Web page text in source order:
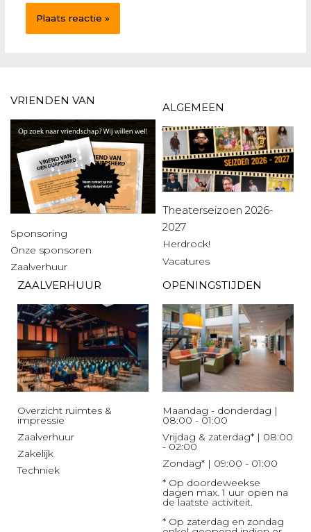
VRIENDEN VAN
Sponsoring
Onze sponsoren
Zaalverhuur
ALGEMEEN
Theaterseizoen 2026-
2027
Herdrock!
Vacatures
ZAALVERHUUR
Overzicht ruimtes &
impressie
Zaalverhuur
Zakelijk
Techniek
OPENINGSTIJDEN
Maandag - donderdag |
08:00 - 01:00
Vrijdag & zaterdag* | 08:00
- 02:00
Zondag* | 09:00 - 01:00
* Op doordeweekse
dagen max. 1 uur open na
de laatste activiteit.
* Op zaterdag en zondag